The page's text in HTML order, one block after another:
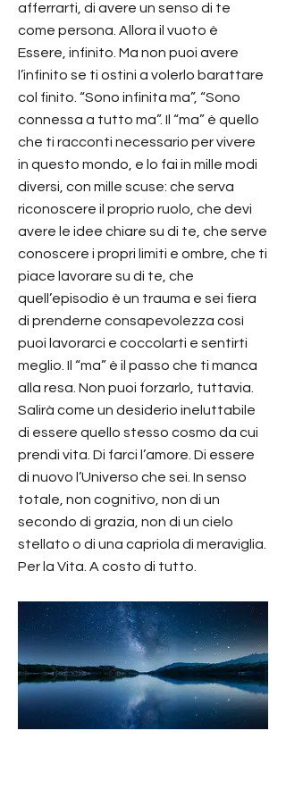
afferrarti, di avere un senso di te
come persona. Allora il vuoto è
Essere, infinito. Ma non puoi avere
l’infinito se ti ostini a volerlo barattare
col finito. “Sono infinita ma”, “Sono
connessa a tutto ma”. Il “ma” è quello
che ti racconti necessario per vivere
in questo mondo, e lo fai in mille modi
diversi, con mille scuse: che serva
riconoscere il proprio ruolo, che devi
avere le idee chiare su di te, che serve
conoscere i propri limiti e ombre, che ti
piace lavorare su di te, che
quell’episodio è un trauma e sei fiera
di prenderne consapevolezza così
puoi lavorarci e coccolarti e sentirti
meglio. Il “ma” è il passo che ti manca
alla resa. Non puoi forzarlo, tuttavia.
Salirà come un desiderio ineluttabile
di essere quello stesso cosmo da cui
prendi vita. Di farci l’amore. Di essere
di nuovo l’Universo che sei. In senso
totale, non cognitivo, non di un
secondo di grazia, non di un cielo
stellato o di una capriola di meraviglia.
Per la Vita. A costo di tutto.